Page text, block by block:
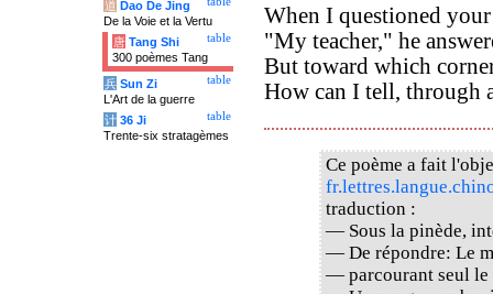
When I questioned
"My teacher," he
But toward which
How can I tell, through
Ce poème a fait
traduction :
— Sous la pinède,
— De répondre: Le
— parcourant seul le
道 Dao De Jing
De la Voie et la Vertu
table
唐 Tang Shi
300 poèmes Tang
table
兵 Sun Zi
L'Art de la guerre
table
计 36 Ji
Trente-six stratagèmes